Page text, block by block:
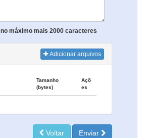
no máximo mais 2000 caracteres
Adicionar arquivos
Tamanho
(bytes)
Açõ
es
Voltar Enviar